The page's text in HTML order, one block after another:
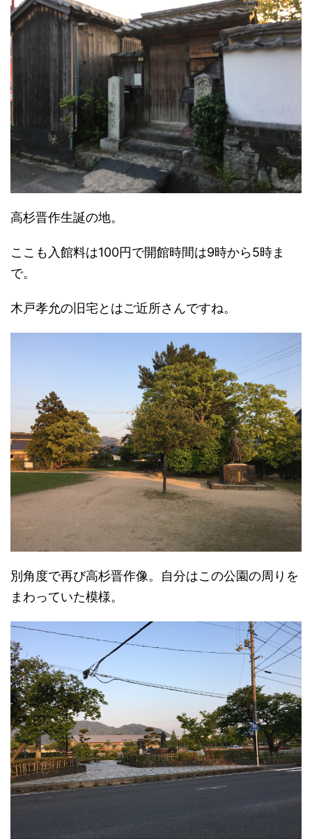
高杉晋作生誕の地。
ここも入館料は100円で開館時間は9時から5時ま
で。
木戸孝允の旧宅とはご近所さんですね。
別角度で再び高杉晋作像。自分はこの公園の周りを
まわっていた模様。